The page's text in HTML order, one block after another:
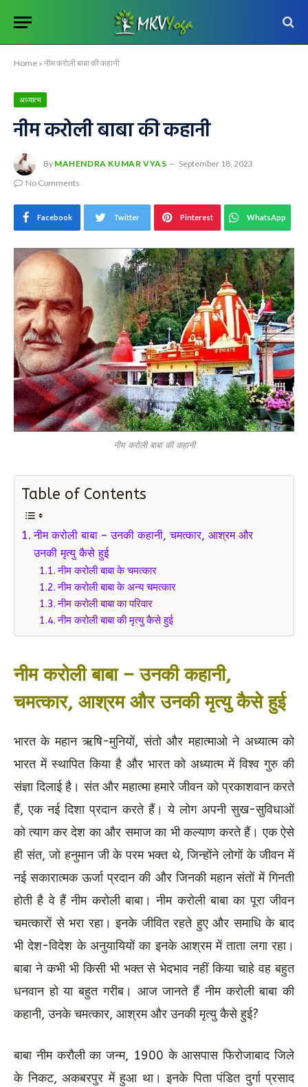
Home » नीम करोली बाबा की कहानी
अध्यात्म
नीम करोली बाबा की कहानी
By MAHENDRA KUMAR VYAS
September 18, 2023
No Comments
Facebook Twitter Pinterest WhatsApp
नीम करोली बाबा की कहानी
Table of Contents
नीम करोली बाबा – उनकी कहानी, चमत्कार, आश्रम और
उनकी मृत्यु कैसे हुई
नीम करोली बाबा के चमत्कार
नीम करोली बाबा के अन्य चमत्कार
नीम करोली बाबा का परिवार
नीम करोली बाबा की मृत्यु कैसे हुई
नीम करोली बाबा –उनकीकहानी,
चमत्कार, आश्रम और उनकी मृत्यु कैसे हुई
भारत के महान ऋषि-मुनियों, संतो और महात्माओ ने अध्यात्म को
भारत में स्थापित किया है और भारत को अध्यात्म में विश्व गुरु की
संज्ञा दिलाई है। संत और महात्मा हमारे जीवन को प्रकाशवान करते
हैं, एक नई दिशा प्रदान करते हैं। ये लोग अपनी सुख-सुविधाओं
को त्याग कर देश का और समाज का भी कल्याण करते हैं। एक ऐसे
ही संत, जो हनुमान जी के परम भक्त थे, जिन्होंने लोगों के जीवन में
नई सकारात्मक ऊर्जा प्रदान की और जिनकी महान संतों में गिनती
होती है वे हैं नीम करोली बाबा। नीम करोली बाबा का पूरा जीवन
चमत्कारों से भरा रहा। इनके जीवित रहते हुए और समाधि के बाद
भी देश-विदेश के अनुयायियों का इनके आश्रम में ताता लगा रहा।
बाबा ने कभी भी किसी भी भक्त से भेदभाव नहीं किया चाहे वह बहुत
धनवान हो या बहुत गरीब। आज जानते हैं नीम करोली बाबा की
कहानी, उनके चमत्कार, आश्रम और उनकी मृत्यु कैसे हुई?
बाबा नीम करौली का जन्म, 1900 के आसपास फिरोजाबाद जिले
के निकट, अकबरपुर में हुआ था। इनके पिता पंडित दुर्गा प्रसाद